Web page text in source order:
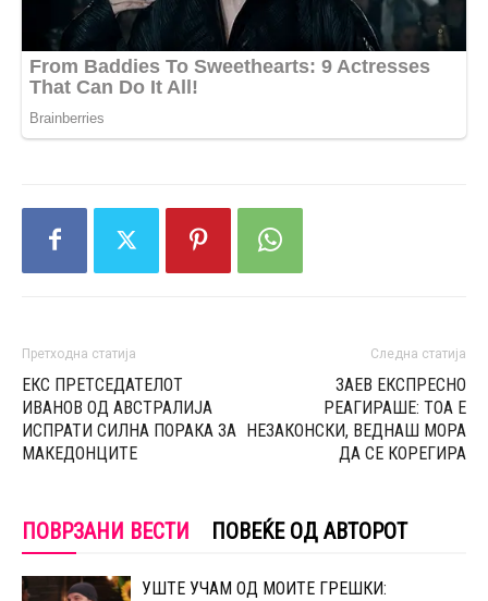
Претходна статија
ЕКС ПРЕТСЕДАТЕЛОТ
ИВАНОВ ОД АВСТРАЛИЈА
ИСПРАТИ СИЛНА ПОРАКА ЗА
МАКЕДОНЦИТЕ
Следна статија
ЗАЕВ ЕКСПРЕСНО
РЕАГИРАШЕ: ТОА Е
НЕЗАКОНСКИ, ВЕДНАШ МОРА
ДА СЕ КОРЕГИРА
ПОВРЗАНИ ВЕСТИ ПОВЕЌЕ ОД АВТОРОТ
УШТЕ УЧАМ ОД МОИТЕ ГРЕШКИ: